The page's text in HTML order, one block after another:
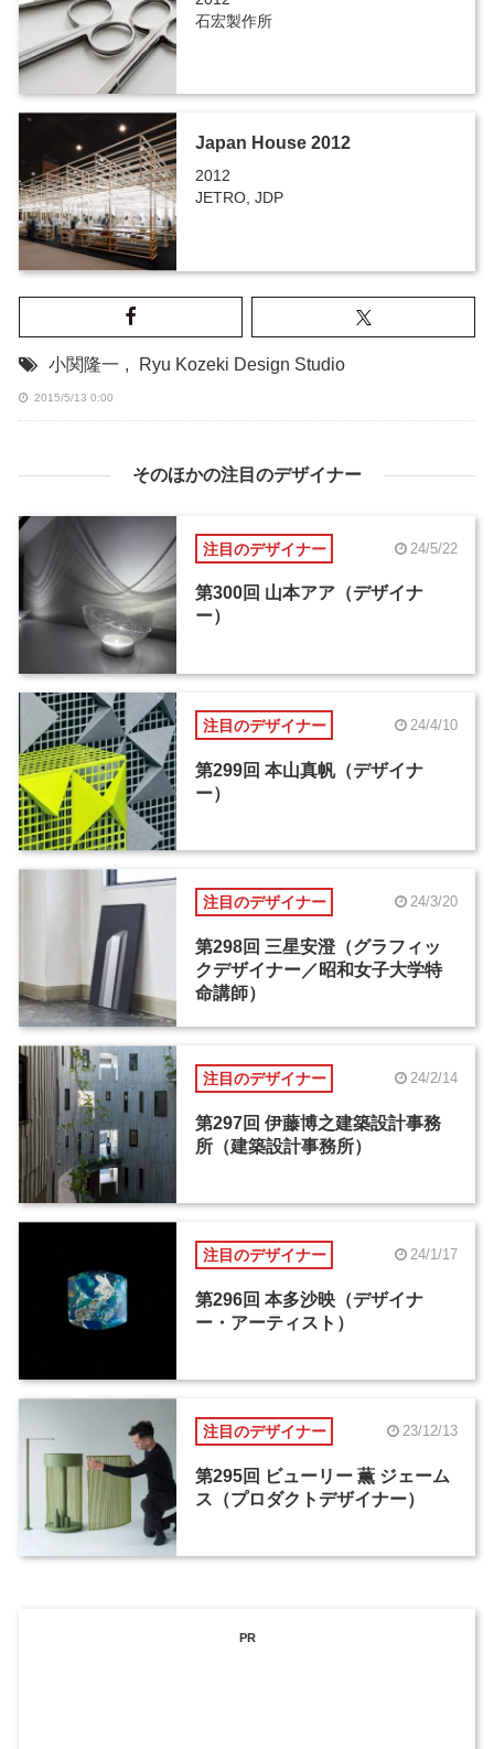
石宏製作所
Japan House 2012
2012
JETRO, JDP
小関隆一 , Ryu Kozeki Design Studio
2015/5/13 0:00
そのほかの注目のデザイナー
注目のデザイナー 24/5/22
第300回 山本アア（デザイナ
ー）
注目のデザイナー 24/4/10
第299回 本山真帆（デザイナ
ー）
注目のデザイナー 24/3/20
第298回 三星安澄（グラフィッ
クデザイナー／昭和女子大学特
命講師）
注目のデザイナー 24/2/14
第297回 伊藤博之建築設計事務
所（建築設計事務所）
注目のデザイナー 24/1/17
第296回 本多沙映（デザイナ
ー・アーティスト）
注目のデザイナー 23/12/13
第295回 ビューリー 薫 ジェーム
ス（プロダクトデザイナー）
PR